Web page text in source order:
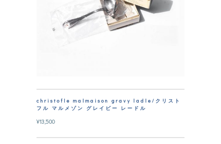
christofle malmaison gravy ladle/クリスト
フル マルメゾン グレイビー レードル
¥13,500